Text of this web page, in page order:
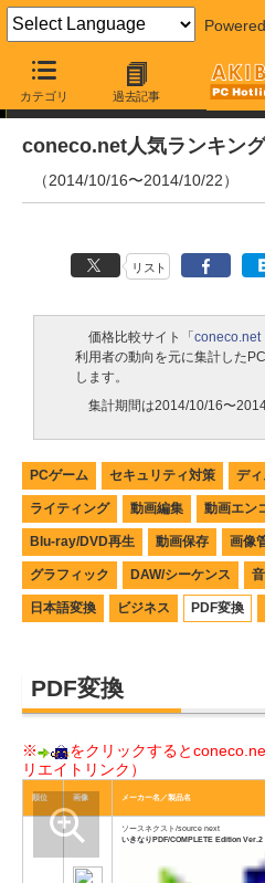
カテゴリ 過去記事
ランキング
coneco.net人気ランキング
（2014/10/16〜2014/10/22）
リスト
価格比較サイト「 coneco.net
利用者の動向を元に集計した
します。
集計期間は2014/10/16〜
PCゲーム セキュリティ対策 デ
ライティング 動画編集 動画エン
Blu-ray/DVD再生 動画保存 画像
グラフィック DAW/シーケンス
日本語変換 ビジネス PDF変換
PDF変換
※
をクリックすると
リエイトリンク）
順位 画像 メーカー名／製品名
ソースネクスト/source next
いきなりPDF/COMPLETE Edition Ver.2